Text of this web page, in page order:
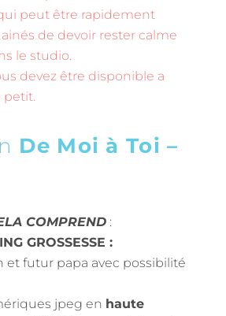
peut être rapidement
de devoir rester calme
le studio.
devez être disponible a
petit.
De Moi à Toi –
COMPREND :
GROSSESSE :
et futur papa avec possibilité
jpeg en haute